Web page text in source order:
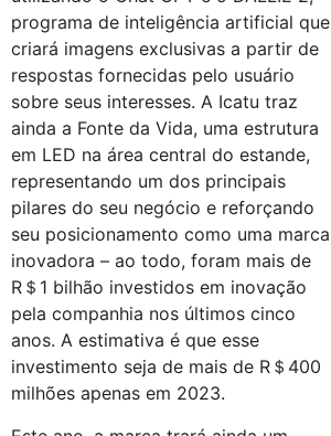
programa de inteligência artificial que
criará imagens exclusivas a partir de
respostas fornecidas pelo usuário
sobre seus interesses. A Icatu traz
ainda a Fonte da Vida, uma estrutura
em LED na área central do estande,
representando um dos principais
pilares do seu negócio e reforçando
seu posicionamento como uma marca
inovadora – ao todo, foram mais de
R＄1 bilhão investidos em inovação
pela companhia nos últimos cinco
anos. A estimativa é que esse
investimento seja de mais de R＄400
milhões apenas em 2023.